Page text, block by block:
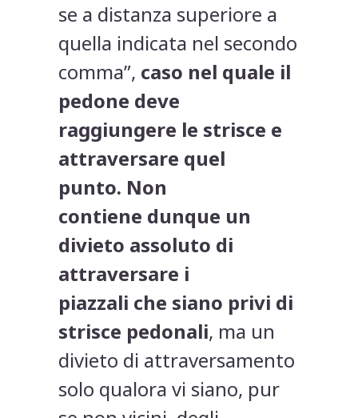
se a distanza superiore a
quella indicata nel secondo
comma”, caso nel quale il
pedone deve
raggiungere le strisce e
attraversare quel
punto. Non
contiene dunque un
divieto assoluto di
attraversare i
piazzali che siano privi di
strisce pedonali, ma un
divieto di attraversamento
solo qualora vi siano, pur